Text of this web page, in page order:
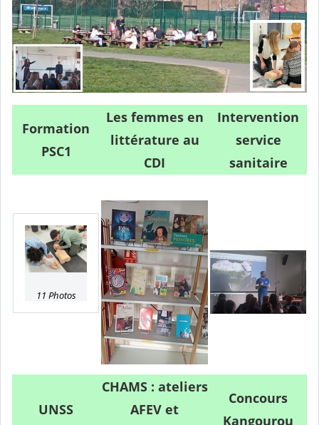
Formation
PSC1
Les femmes en
littérature au
CDI
Intervention
service
sanitaire
11 Photos
UNSS
CHAMS : ateliers
AFEV et
Concours
Kangourou